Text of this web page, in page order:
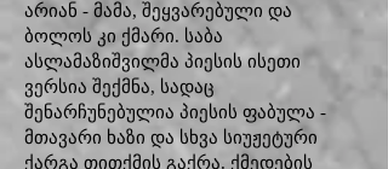
არიან - მამა, შეყვარებული და
ბოლოს კი ქმარი. საბა
ასლამაზიშვილმა პიესის ისეთი
ვერსია შექმნა, სადაც
შენარჩუნებულია პიესის ფაბულა -
მთავარი ხაზი და სხვა სიუჟეტური
ქარგა თითქმის გაქრა. ქმედების